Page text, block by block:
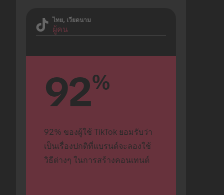
ไทย, เวียดนาม
ผู้คน
92%
92% ของผู้ใช้ TikTok ยอมรับว่า
เป็นเรื่องปกติที่แบรนด์จะลองใช้
วิธีต่างๆ ในการสร้างคอนเทนต์